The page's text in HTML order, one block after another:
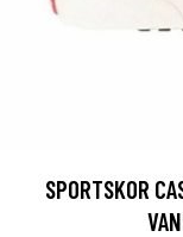
SPORTSKOR